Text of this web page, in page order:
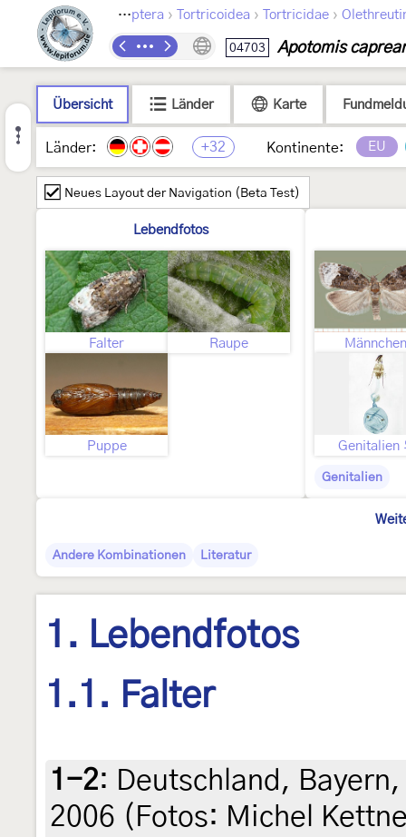
Lepidoptera › Tortricoidea › Tortricidae ›
04703 Apotomis
Übersicht Länder Karte
Länder: +32 Kontinente: EU
Neues Layout der Navigation (Beta Test)
Lebendfotos
Falter Raupe
Puppe
Männchen
Genitalien
Genitalien
Andere Kombinationen Literatur
1. Lebendfotos
1.1. Falter
1-2: Deutschland,
2006 (Fotos: Michel